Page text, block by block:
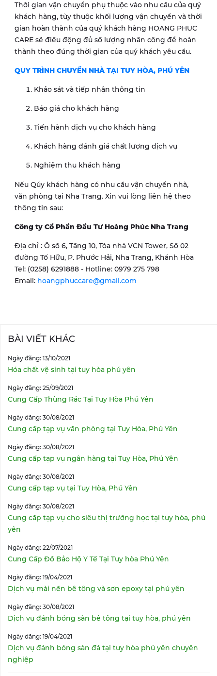
Thời gian vận chuyển phụ thuộc vào nhu cầu của quý
khách hàng, tùy thuộc khối lượng vận chuyển và thời
gian hoàn thành của quý khách hàng HOANG PHUC
CARE sẽ điều động đủ số lượng nhân công để hoàn
thành theo đúng thời gian của quý khách yêu cầu.
QUY TRÌNH CHUYỂN NHÀ TẠI TUY HÒA, PHÚ YÊN
Khảo sát và tiếp nhận thông tin
Báo giá cho khách hàng
Tiến hành dịch vụ cho khách hàng
Khách hàng đánh giá chất lượng dịch vụ
Nghiệm thu khách hàng
Nếu Qúy khách hàng có nhu cầu vận chuyển nhà,
văn phòng tại Nha Trang. Xin vui lòng liên hệ theo
thông tin sau:
Công ty Cổ Phần Đầu Tư Hoàng Phúc Nha Trang
Địa chỉ : Ô số 6, Tầng 10, Tòa nhà VCN Tower, Số 02
đường Tố Hữu, P. Phước Hải, Nha Trang, Khánh Hòa
Tel: (0258) 6291888 - Hotline: 0979 275 798
Email: hoangphuccare@gmail.com
BÀI VIẾT KHÁC
Ngày đăng: 13/10/2021
Hóa chất vệ sinh tại tuy hòa phú yên
Ngày đăng: 25/09/2021
Cung Cấp Thùng Rác Tại Tuy Hòa Phú Yên
Ngày đăng: 30/08/2021
Cung cấp tạp vụ văn phòng tại Tuy Hòa, Phú Yên
Ngày đăng: 30/08/2021
Cung cấp tạp vụ ngân hàng tại Tuy Hòa, Phú Yên
Ngày đăng: 30/08/2021
Cung cấp tạp vụ tại Tuy Hòa, Phú Yên
Ngày đăng: 30/08/2021
Cung cấp tạp vụ cho siêu thị trường học tại tuy hòa, phú
yên
Ngày đăng: 22/07/2021
Cung Cấp Đồ Bảo Hộ Y Tế Tại Tuy hòa Phú Yên
Ngày đăng: 19/04/2021
Dịch vụ mài nền bê tông và sơn epoxy tại phú yên
Ngày đăng: 30/08/2021
Dịch vụ đánh bóng sàn bê tông tại tuy hòa, phú yên
Ngày đăng: 19/04/2021
Dịch vụ đánh bóng sàn đá tại tuy hòa phú yên chuyên
nghiệp